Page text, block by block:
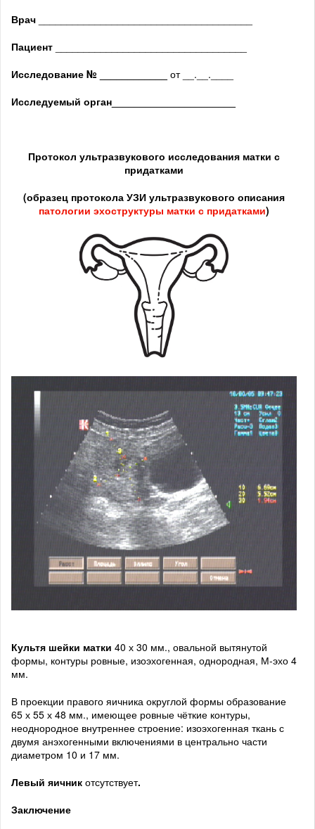
Врач
Пациент
Исследование № ____________ от __.__.____
Исследуемый орган
Протокол ультразвукового исследования матки с
придатками
(образец протокола УЗИ ультразвукового описания
патологии эхоструктуры матки с придатками)
Культя шейки матки 40 х 30 мм., овальной вытянутой
формы, контуры ровные, изоэхогенная, однородная, М-эхо 4
мм.
В проекции правого яичника округлой формы образование
65 х 55 х 48 мм., имеющее ровные чёткие контуры,
неоднородное внутреннее строение: изоэхогенная ткань с
двумя анэхогенными включениями в центрально части
диаметром 10 и 17 мм.
Левый яичник отсутствует.
Заключение